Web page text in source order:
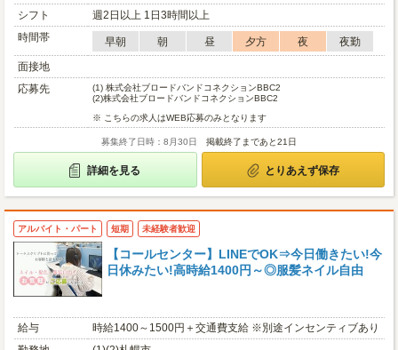
シフト
週2日以上 1日3時間以上
時間帯
早朝 朝 昼 夕方 夜
夜勤
面接地
応募先
(1) 株式会社ブロードバンドコネクションBBC2
(2)株式会社ブロードバンドコネクションBBC2
※ こちらの求人はWEB応募のみとなります
募集終了日時：8月30日 掲載終了まであと21日
詳細を見る とりあえず保存
アルバイト・パート 短期 未経験者歓迎
【コールセンター】LINEでOK⇒今日働きたい!今
日休みたい!高時給1400円～◎服髪ネイル自由
給与
時給1400～1500円＋交通費支給 ※別途インセンティブあり